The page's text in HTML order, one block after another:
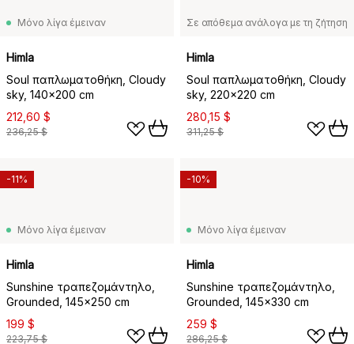
Μόνο λίγα έμειναν
Himla
Soul παπλωματοθήκη, Cloudy
sky, 140x200 cm
212,60 $
236,25 $
Σε απόθεμα ανάλογα με τη ζήτηση
Himla
Soul παπλωματοθήκη, Cloudy
sky, 220x220 cm
280,15 $
311,25 $
Μόνο λίγα έμειναν
Himla
Sunshine τραπεζομάντηλο,
Grounded, 145x250 cm
199 $
223,75 $
-11%
Μόνο λίγα έμειναν
Himla
Sunshine τραπεζομάντηλο,
Grounded, 145x330 cm
259 $
286,25 $
-10%